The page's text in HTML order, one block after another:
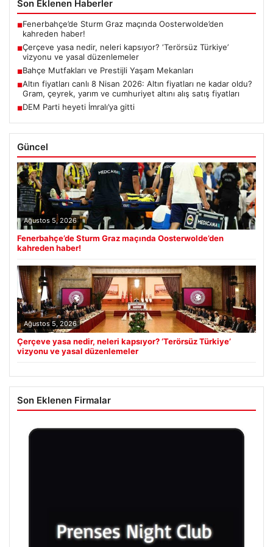
Son Eklenen Haberler
■Fenerbahçe’de Sturm Graz maçında Oosterwolde’den
kahreden haber!
■Çerçeve yasa nedir, neleri kapsıyor? ‘Terörsüz Türkiye’
vizyonu ve yasal düzenlemeler
■Bahçe Mutfakları ve Prestijli Yaşam Mekanları
■Altın fiyatları canlı 8 Nisan 2026: Altın fiyatları ne kadar oldu?
Gram, çeyrek, yarım ve cumhuriyet altını alış satış fiyatları
■DEM Parti heyeti İmralı’ya gitti
Güncel
Ağustos 5, 2026
Fenerbahçe’de Sturm Graz maçında Oosterwolde’den
kahreden haber!
Ağustos 5, 2026
Çerçeve yasa nedir, neleri kapsıyor? ‘Terörsüz Türkiye’
vizyonu ve yasal düzenlemeler
Son Eklenen Firmalar